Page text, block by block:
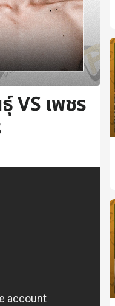
VS เพชร